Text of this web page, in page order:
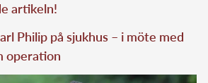
artikeln!
Philip på sjukhus – i möte med
operation